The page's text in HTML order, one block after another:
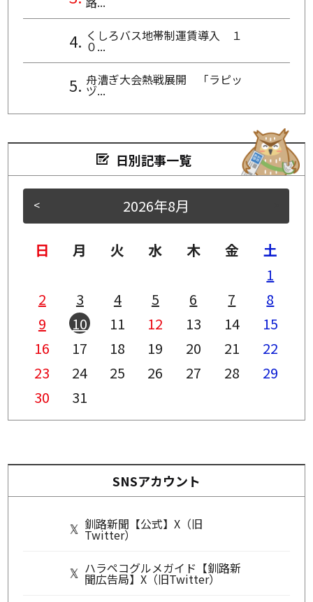
くしろバス地帯制運賃導入 １
０...
舟漕ぎ大会熱戦展開 「ラピッ
ヅ...
日別記事一覧
< 2026年8月
日 月 火 水 木 金
土
1
2
3 4 5 6 7
8
9
10 11 12 13 14
15
16
17 18 19 20 21
22
23
24 25 26 27 28
29
30
31
SNSアカウント
釧路新聞【公式】X（旧
Twitter）
ハラペコグルメガイド【釧路新
聞広告局】X（旧Twitter）